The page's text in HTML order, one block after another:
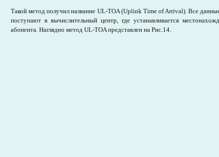
Такой метод получил название UL-TOA (Uplink Time of Arrival). Все данные
поступают в вычислительный центр, где устанавливается
абонента. Наглядно метод UL-TOA представлен на Рис.14.